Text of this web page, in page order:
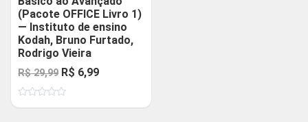
(Pacote OFFICE Livro 1)
— Instituto de ensino
Kodah, Bruno Furtado,
Rodrigo Vieira
R$29,99 O
preço
original
R$ 6,99O
atual